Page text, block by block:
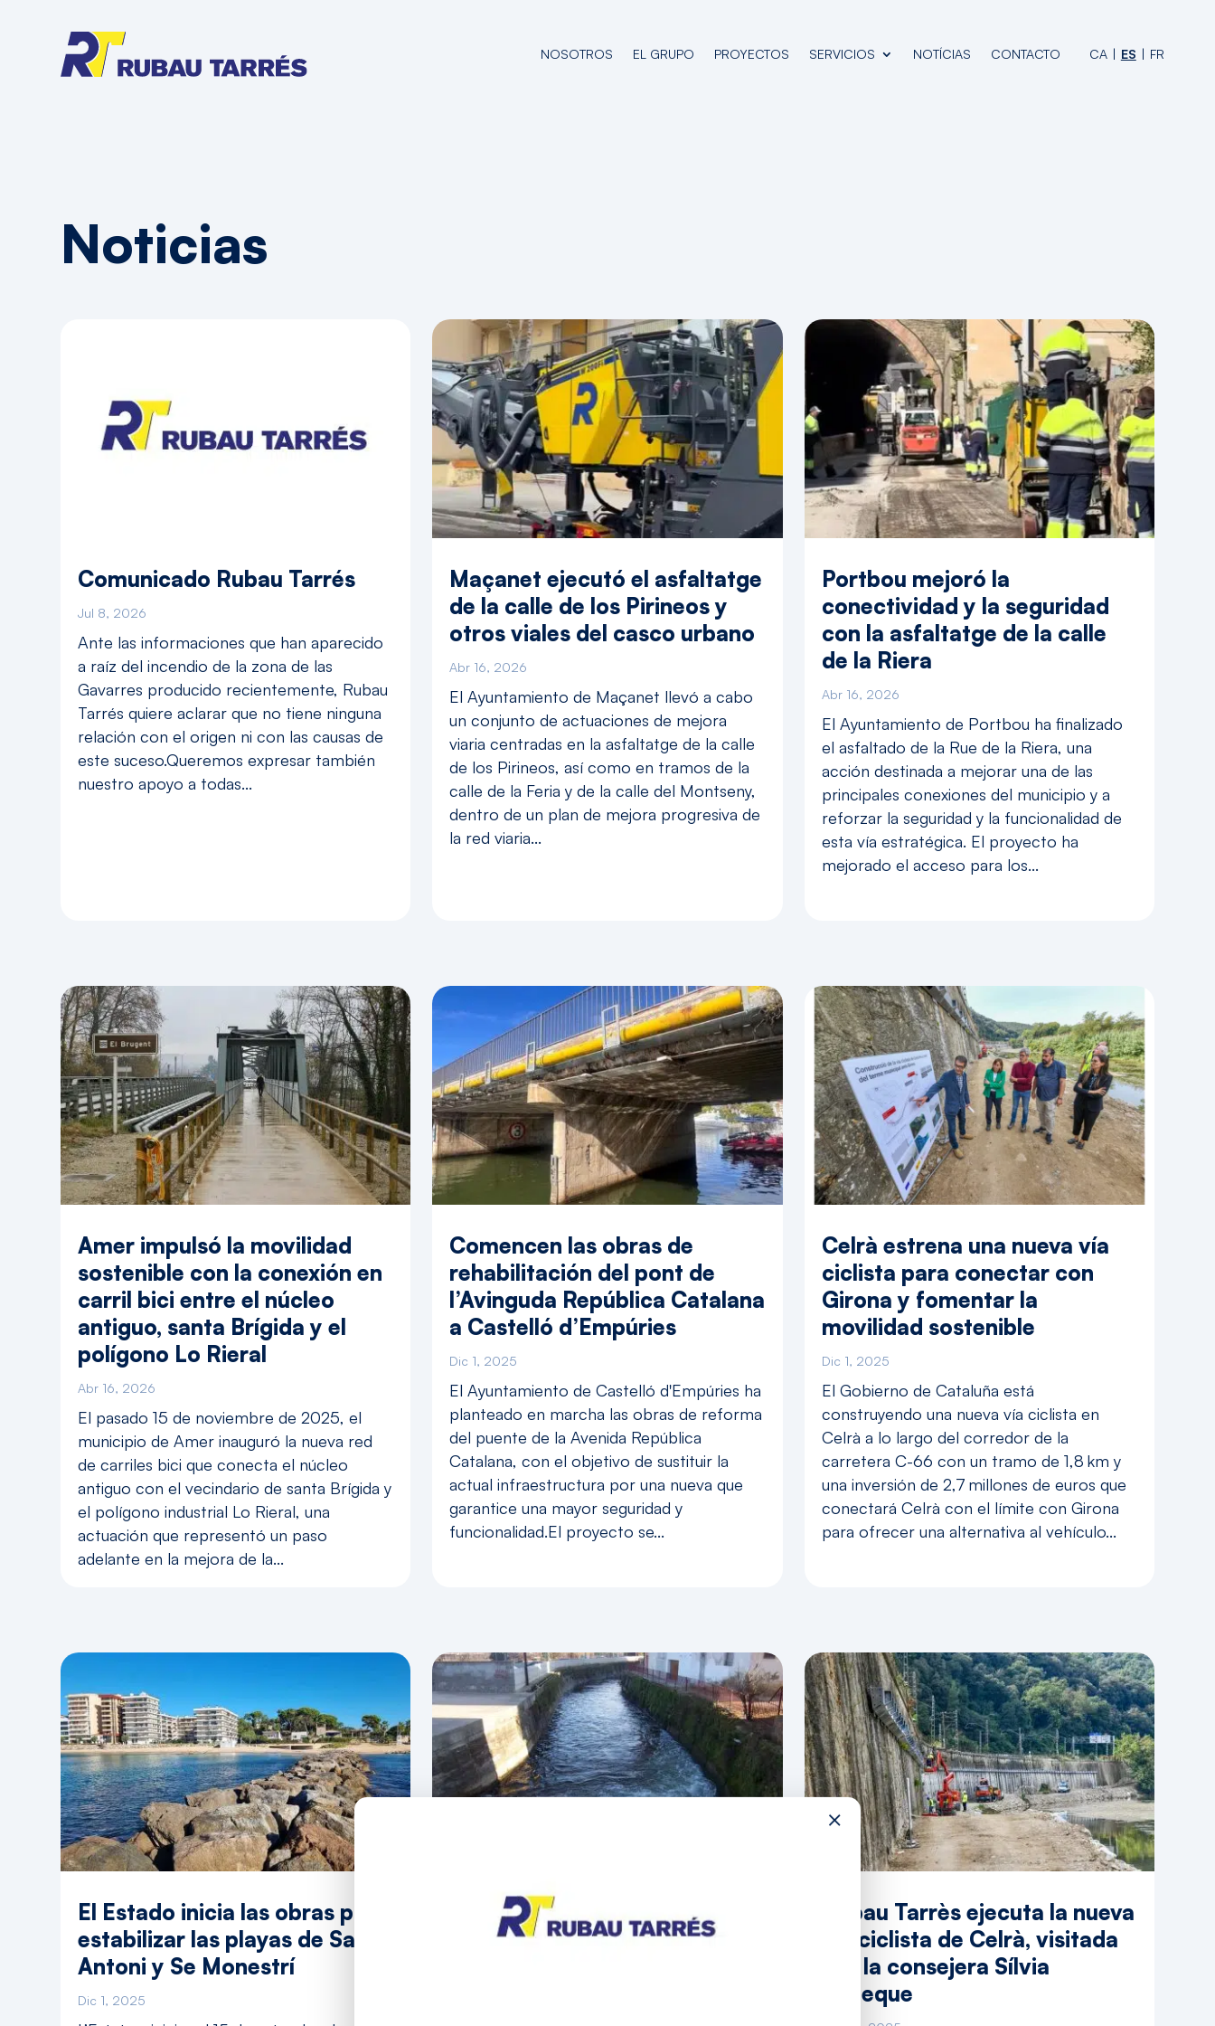
NOSOTROS EL GRUPO PROYECTOS SERVICIOS NOTÍCIAS CONTACTO CA ES FR
Noticias
Comunicado Rubau Tarrés
Jul 8, 2026
Ante las informaciones que han aparecido
a raíz del incendio de la zona de las
Gavarres producido recientemente, Rubau
Tarrés quiere aclarar que no tiene ninguna
relación con el origen ni con las causas de
este suceso.Queremos expresar también
nuestro apoyo a todas...
Amer impulsó la movilidad
sostenible con la conexión en
carril bici entre el núcleo
antiguo, santa Brígida y el
polígono Lo Rieral
Abr 16, 2026
El pasado 15 de noviembre de 2025, el
municipio de Amer inauguró la nueva red
de carriles bici que conecta el núcleo
antiguo con el vecindario de santa Brígida y
el polígono industrial Lo Rieral, una
actuación que representó un paso
adelante en la mejora de la...
El Estado inicia las obras para
estabilizar las playas de Sant
Antoni y Se Monestrí
Dic 1, 2025
Maçanet ejecutó el asfaltatge
de la calle de los Pirineos y
otros viales del casco urbano
Abr 16, 2026
El Ayuntamiento de Maçanet llevó a cabo
un conjunto de actuaciones de mejora
viaria centradas en la asfaltatge de la calle
de los Pirineos, así como en tramos de la
calle de la Feria y de la calle del Montseny,
dentro de un plan de mejora progresiva de
la red viaria...
Comencen las obras de
rehabilitación del pont de
l’Avinguda República Catalana
a Castelló d’Empúries
Dic 1, 2025
El Ayuntamiento de Castelló d'Empúries ha
planteado en marcha las obras de reforma
del puente de la Avenida República
Catalana, con el objetivo de sustituir la
actual infraestructura por una nueva que
garantice una mayor seguridad y
funcionalidad.El proyecto se...
Salt renueva cuatro
compuertas y repara la
Portbou mejoró la
conectividad y la seguridad
con la asfaltatge de la calle
de la Riera
Abr 16, 2026
El Ayuntamiento de Portbou ha finalizado
el asfaltado de la Rue de la Riera, una
acción destinada a mejorar una de las
principales conexiones del municipio y a
reforzar la seguridad y la funcionalidad de
esta vía estratégica. El proyecto ha
mejorado el acceso para los...
Celrà estrena una nueva vía
ciclista para conectar con
Girona y fomentar la
movilidad sostenible
Dic 1, 2025
El Gobierno de Cataluña está
construyendo una nueva vía ciclista en
Celrà a lo largo del corredor de la
carretera C-66 con un tramo de 1,8 km y
una inversión de 2,7 millones de euros que
conectará Celrà con el límite con Girona
para ofrecer una alternativa al vehículo...
Rubau Tarrès ejecuta la nueva
vía ciclista de Celrà, visitada
por la consejera Sílvia
Paneque
×